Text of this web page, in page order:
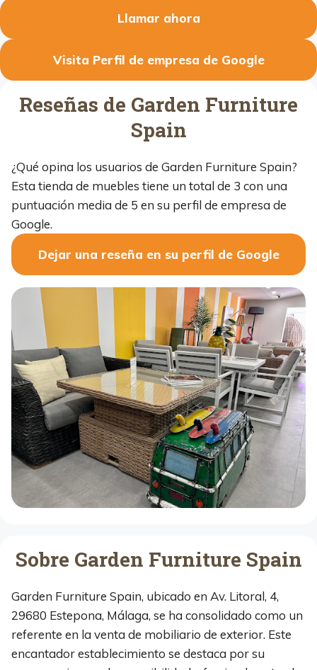
Llamar ahora
Visita Perfil de empresa de Google
Reseñas de Garden Furniture
Spain
¿Qué opina los usuarios de Garden Furniture Spain?
Esta tienda de muebles tiene un total de 3 con una
puntuación media de 5 en su perfil de empresa de
Google.
Dejar una reseña en su perfil de Google
Sobre Garden Furniture Spain
Garden Furniture Spain, ubicado en Av. Litoral, 4,
29680 Estepona, Málaga, se ha consolidado como un
referente en la venta de mobiliario de exterior. Este
encantador establecimiento se destaca por su